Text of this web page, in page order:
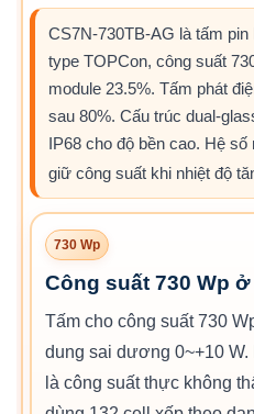
CS7N-730TB-AG là tấm
type TOPCon, công suất
module 23.5%. Tấm phát
sau 80%. Cấu trúc dual-
IP68 cho độ bền cao. Hệ
giữ công suất khi nhiệt độ
730 Wp
Công suất 730 Wp ở
Tấm cho công suất 730
dung sai dương 0~+10
là công suất thực không